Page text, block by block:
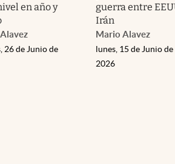
en año y
26 de Junio de
guerra entre
Irán
Mario Alavez
lunes, 15 de Junio de
2026